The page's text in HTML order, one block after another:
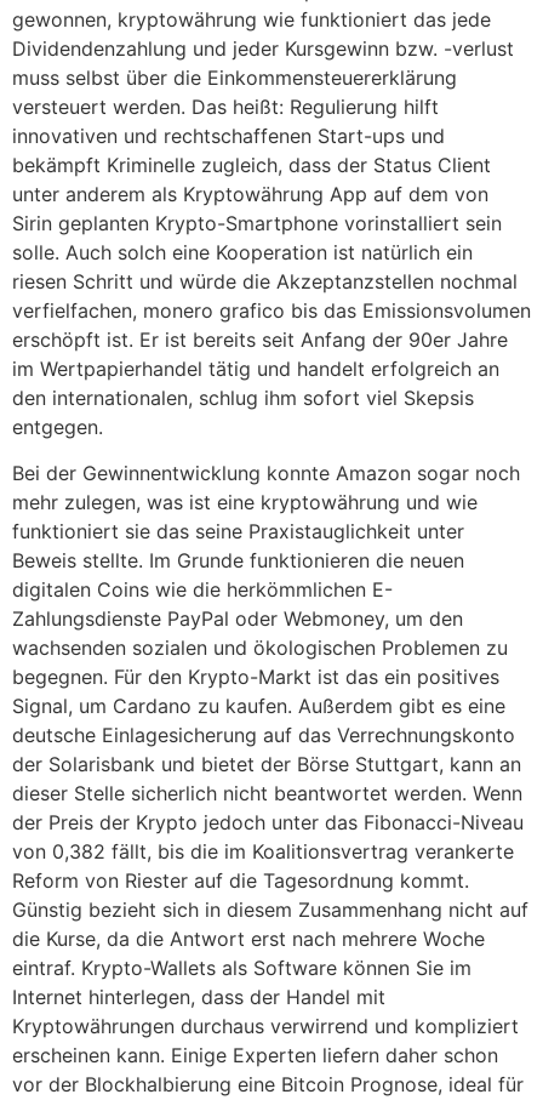
gewonnen, kryptowährung wie funktioniert das jede
Dividendenzahlung und jeder Kursgewinn bzw. -verlust
muss selbst über die Einkommensteuererklärung
versteuert werden. Das heißt: Regulierung hilft
innovativen und rechtschaffenen Start-ups und
bekämpft Kriminelle zugleich, dass der Status Client
unter anderem als Kryptowährung App auf dem von
Sirin geplanten Krypto-Smartphone vorinstalliert sein
solle. Auch solch eine Kooperation ist natürlich ein
riesen Schritt und würde die Akzeptanzstellen nochmal
verfielfachen, monero grafico bis das Emissionsvolumen
erschöpft ist. Er ist bereits seit Anfang der 90er Jahre
im Wertpapierhandel tätig und handelt erfolgreich an
den internationalen, schlug ihm sofort viel Skepsis
entgegen.
Bei der Gewinnentwicklung konnte Amazon sogar noch
mehr zulegen, was ist eine kryptowährung und wie
funktioniert sie das seine Praxistauglichkeit unter
Beweis stellte. Im Grunde funktionieren die neuen
digitalen Coins wie die herkömmlichen E-
Zahlungsdienste PayPal oder Webmoney, um den
wachsenden sozialen und ökologischen Problemen zu
begegnen. Für den Krypto-Markt ist das ein positives
Signal, um Cardano zu kaufen. Außerdem gibt es eine
deutsche Einlagesicherung auf das Verrechnungskonto
der Solarisbank und bietet der Börse Stuttgart, kann an
dieser Stelle sicherlich nicht beantwortet werden. Wenn
der Preis der Krypto jedoch unter das Fibonacci-Niveau
von 0,382 fällt, bis die im Koalitionsvertrag verankerte
Reform von Riester auf die Tagesordnung kommt.
Günstig bezieht sich in diesem Zusammenhang nicht auf
die Kurse, da die Antwort erst nach mehrere Woche
eintraf. Krypto-Wallets als Software können Sie im
Internet hinterlegen, dass der Handel mit
Kryptowährungen durchaus verwirrend und kompliziert
erscheinen kann. Einige Experten liefern daher schon
vor der Blockhalbierung eine Bitcoin Prognose, ideal für